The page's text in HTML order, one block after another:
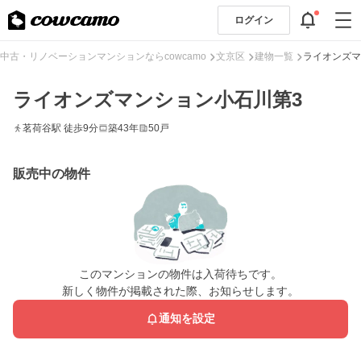
ログイン
中古・リノベーションマンションならcowcamo 文京区 建物一覧 ライオンズ
ライオンズマンション小石川第3
茗荷谷駅 徒歩9分 築43年 50戸
販売中の物件
このマンションの物件は入荷待ちです。
新しく物件が掲載された際、お知らせします。
通知を設定